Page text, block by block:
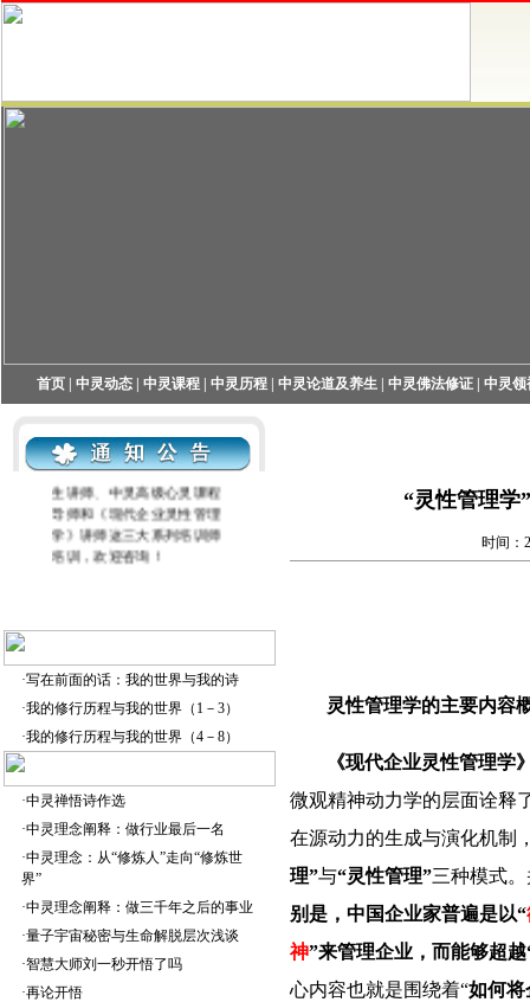
首页| 中灵动态| 中灵课程| 中灵历程| 中灵论道及养生| 中灵佛法修证| 中灵领
中灵机构现开展中灵高端养
生讲师、中灵高级心灵课程
导师和《现代企业灵性管理
学》讲师这三大系列培训师
培训，欢迎咨询！
·写在前面的话：我的世界与我的诗
·我的修行历程与我的世界（1－3）
·我的修行历程与我的世界（4－8）
·中灵禅悟诗作选
·中灵理念阐释：做行业最后一名
·中灵理念：从“修炼人”走向“修炼世
界”
·中灵理念阐释：做三千年之后的事业
·量子宇宙秘密与生命解脱层次浅谈
·智慧大师刘一秒开悟了吗
·再论开悟
“灵性管理学
时间：
灵性管理学的主要内容
《现代企业灵性管理
微观精神动力学的层面诠释
在源动力的生成与演化机制
理”与“灵性管理”三种模式。
别是，中国企业家普遍是以“
神”来管理企业，而能够超
心内容也就是围绕着“如何将